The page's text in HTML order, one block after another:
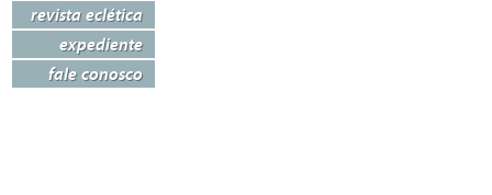
revista eclética
expediente
fale conosco